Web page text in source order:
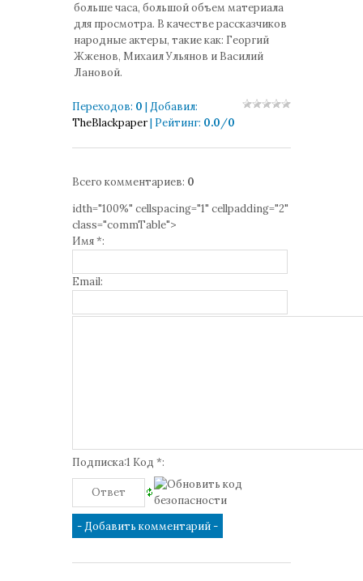
больше часа, большой объем материала
для просмотра. В качестве рассказчиков
народные актеры, такие как: Георгий
Жженов, Михаил Ульянов и Василий
Лановой.
Переходов: 0 | Добавил:
TheBlackpaper| Рейтинг: 0.0/0
Всего комментариев: 0
idth="100%" cellspacing="1" cellpadding="2"
class="commTable">
Имя *:
Email:
Подписка:1 Код *: